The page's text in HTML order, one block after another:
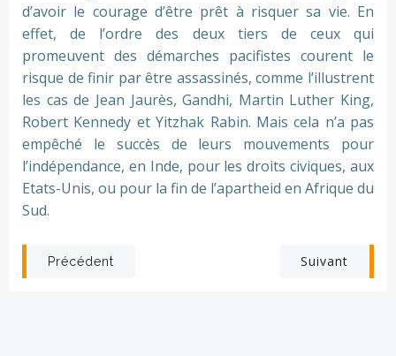
d’avoir le courage d’être prêt à risquer sa vie. En
effet, de l’ordre des deux tiers de ceux qui
promeuvent des démarches pacifistes courent le
risque de finir par être assassinés, comme l’illustrent
les cas de Jean Jaurès, Gandhi, Martin Luther King,
Robert Kennedy et Yitzhak Rabin. Mais cela n’a pas
empêché le succès de leurs mouvements pour
l’indépendance, en Inde, pour les droits civiques, aux
Etats-Unis, ou pour la fin de l’apartheid en Afrique du
Sud.
Post
Précédent Suivant